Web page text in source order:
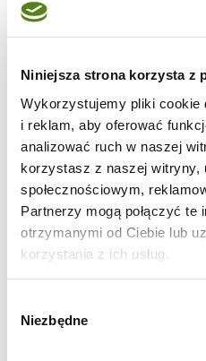
Niniejsza strona korzysta z
Wykorzystujemy pliki cookie
i reklam, aby oferować
analizować ruch w naszej
korzystasz z naszej witryny,
społecznościowym,
Partnerzy mogą połączyć te
otrzymanymi od Ciebie lub
korzystania z ich usług.
zgody
Niezbędne
smakowy.
Składniki na
grzybami
rozmarynem i
200 g ryżu do
5 łyżki oleju
“Rozmaryn,
sól morska
świeżo mielony